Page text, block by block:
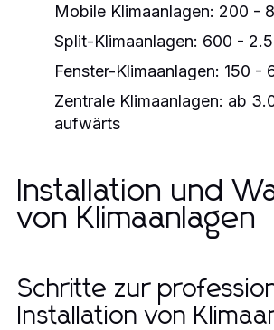
Mobile Klimaanlagen: 200 -
Split-Klimaanlagen: 600 -
Fenster-Klimaanlagen: 150 -
Zentrale Klimaanlagen: ab
aufwärts
Installation und
von Klimaanlagen
Schritte zur
Installation von